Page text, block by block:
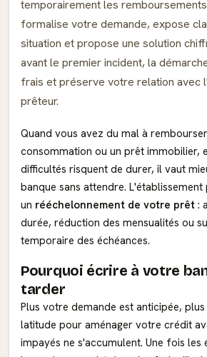
temporairement les
formalise votre demande, expose
situation et propose une solution
avant le premier incident, la
frais et préserve votre relation avec
prêteur.
Quand vous avez du mal à
consommation ou un prêt immobilier,
difficultés risquent de durer, il vaut
banque sans attendre.
un rééchelonnement de votre prêt :
durée, réduction des mensualités ou
temporaire des échéances.
Pourquoi écrire à votre
tarder
Plus votre demande est anticipée,
latitude pour aménager votre crédit
impayés ne s'accumulent. Une fois les